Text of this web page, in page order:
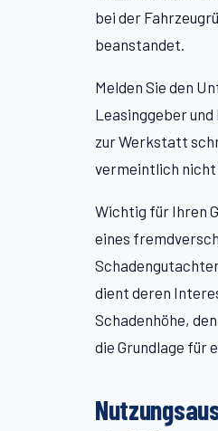
bei der
beanstandet.
Melden Sie den
Leasinggeber und
zur Werkstatt
vermeintlich nicht
Wichtig für Ihren
eines
dient deren
Schadenhöhe,
die Grundlage für